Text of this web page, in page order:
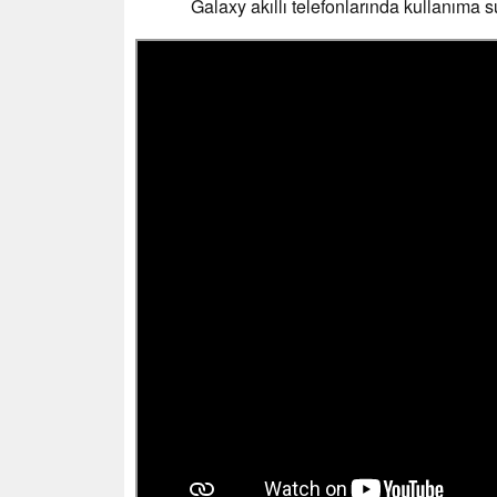
Galaxy akıllı telefonlarında kullanıma